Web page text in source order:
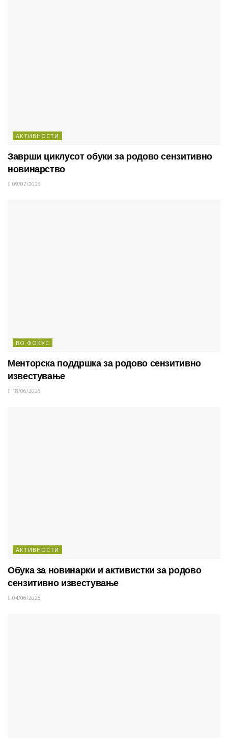
АКТИВНОСТИ
Заврши циклусот обуки за родово сензитивно
новинарство
09/07/2026
ВО ФОКУС
Менторска поддршка за родово сензитивно
известување
18/06/2026
АКТИВНОСТИ
Обука за новинарки и активистки за родово
сензитивно известување
04/06/2026